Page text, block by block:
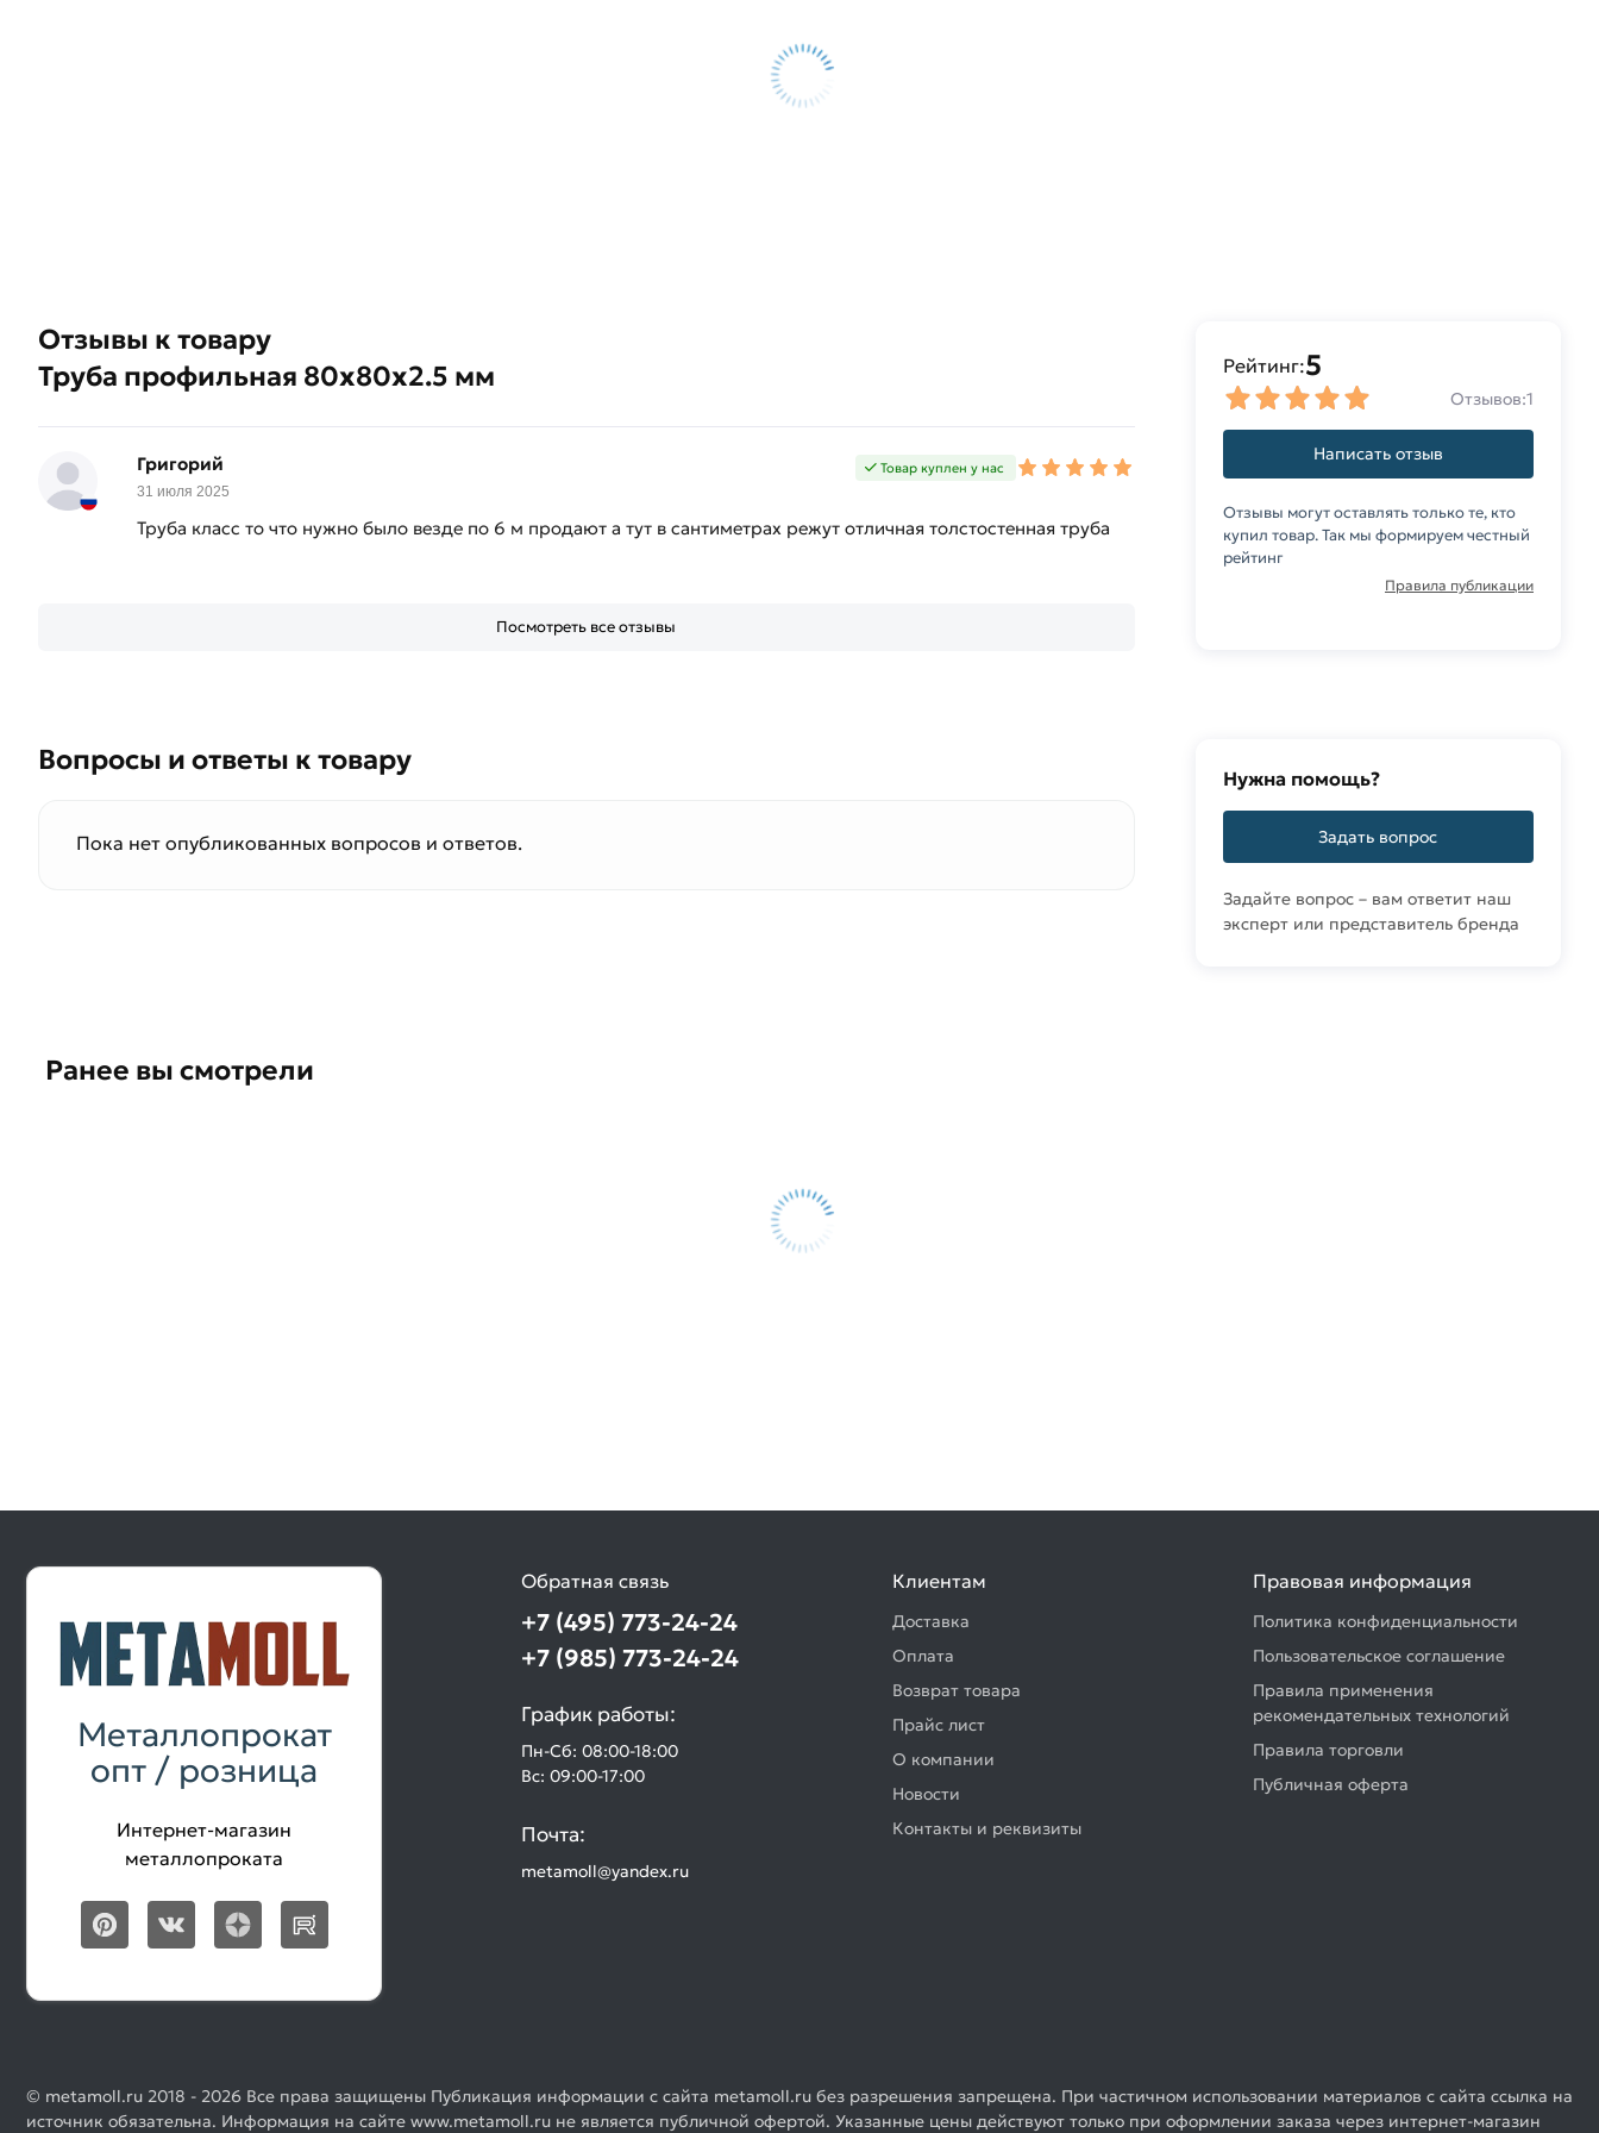
Отзывы к товару
Труба профильная 80х80х2.5 мм
Григорий
31 июля 2025
Товар куплен у нас
Труба класс то что нужно было везде по 6 м продают а тут в сантиметрах режут отличная толстостенная труба
Посмотреть все отзывы
Рейтинг:5
Отзывов:1
Написать отзыв
Отзывы могут оставлять только те, кто
купил товар. Так мы формируем честный
рейтинг
Правила публикации
Вопросы и ответы к товару
Пока нет опубликованных вопросов и ответов.
Нужна помощь?
Задать вопрос
Задайте вопрос – вам ответит наш
эксперт или представитель бренда
Ранее вы смотрели
Металлопрокат
опт / розница
Интернет-магазин
металлопроката
Обратная связь
+7 (495) 773-24-24
+7 (985) 773-24-24
График работы:
Пн-Сб: 08:00-18:00
Вс: 09:00-17:00
Почта:
metamoll@yandex.ru
Клиентам
Доставка
Оплата
Возврат товара
Прайс лист
О компании
Новости
Контакты и реквизиты
Правовая информация
Политика конфиденциальности
Пользовательское соглашение
Правила применения
рекомендательных технологий
Правила торговли
Публичная оферта
© metamoll.ru 2018 - 2026 Все права защищены Публикация информации с сайта metamoll.ru без разрешения запрещена. При частичном использовании материалов с сайта ссылка на
источник обязательна. Информация на сайте www.metamoll.ru не является публичной офертой. Указанные цены действуют только при оформлении заказа через интернет-магазин